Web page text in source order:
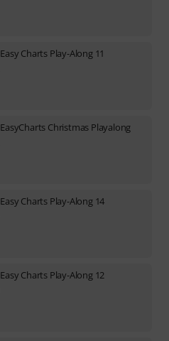
Easy Charts Play-Along 11
EasyCharts Christmas Playalong
Easy Charts Play-Along 14
Easy Charts Play-Along 12